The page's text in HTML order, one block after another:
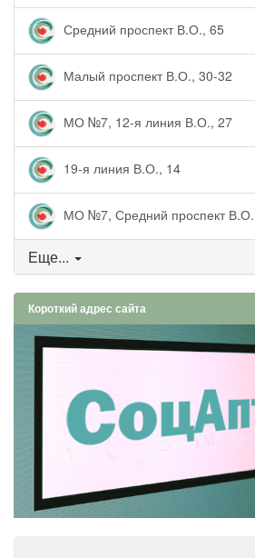
Средний проспект В.О., 65
Малый проспект В.О., 30-32
МО №7, 12-я линия В.О., 27
19-я линия В.О., 14
МО №7, Средний проспект
Еще...
Короткий адрес сайта